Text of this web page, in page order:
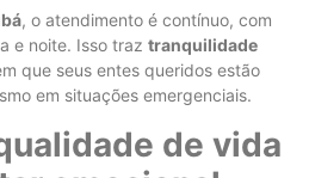
, o atendimento é contínuo, com
e noite. Isso traz tranquilidade
que seus entes queridos estão
em situações emergenciais.
de vida